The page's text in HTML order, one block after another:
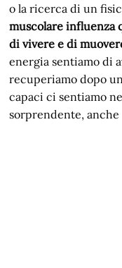
o la ricerca di un
muscolare influenza
di vivere e di
energia sentiamo di
recuperiamo dopo
capaci ci sentiamo
sorprendente,